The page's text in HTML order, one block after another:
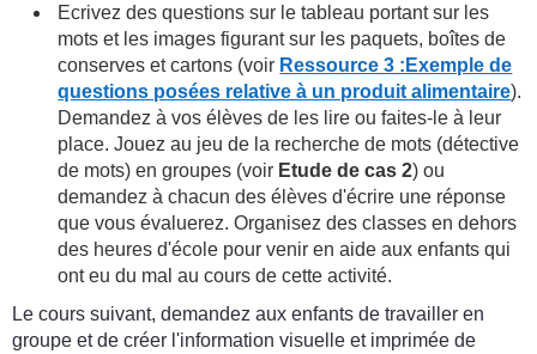
Ecrivez des questions sur le tableau portant sur les
mots et les images figurant sur les paquets, boîtes de
conserves et cartons (voir Ressource 3 :Exemple de
questions posées relative à un produit alimentaire).
Demandez à vos élèves de les lire ou faites-le à leur
place. Jouez au jeu de la recherche de mots (détective
de mots) en groupes (voir Etude de cas 2) ou
demandez à chacun des élèves d'écrire une réponse
que vous évaluerez. Organisez des classes en dehors
des heures d'école pour venir en aide aux enfants qui
ont eu du mal au cours de cette activité.
Le cours suivant, demandez aux enfants de travailler en
groupe et de créer l'information visuelle et imprimée de